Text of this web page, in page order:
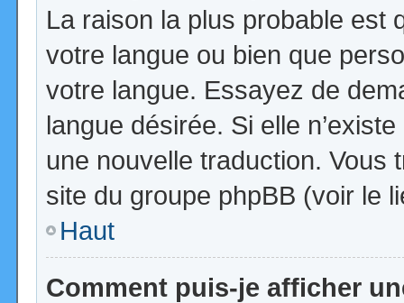
La raison la plus probable est
votre langue ou bien que
votre langue. Essayez de
langue désirée. Si elle
une nouvelle traduction. Vous
site du groupe phpBB (voir le
Haut
Comment puis-je afficher